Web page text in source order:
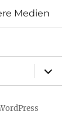
Medien
öffnen